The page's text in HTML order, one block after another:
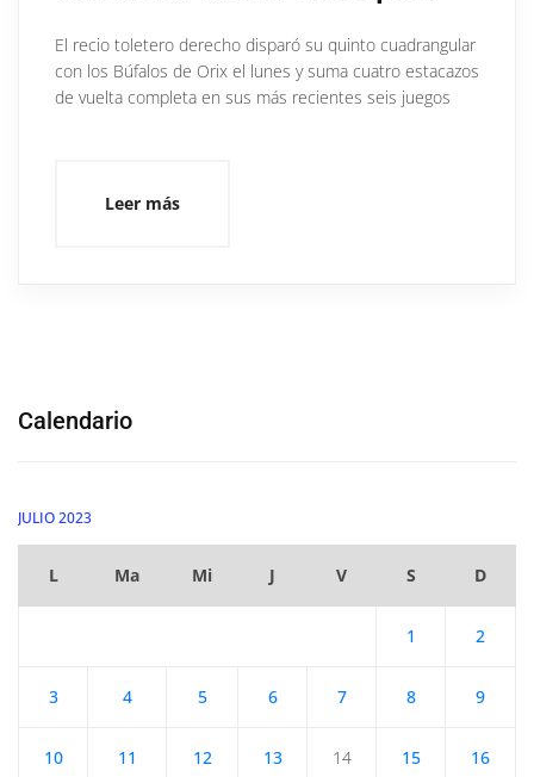
El recio toletero derecho disparó su quinto cuadrangular
con los Búfalos de Orix el lunes y suma cuatro estacazos
de vuelta completa en sus más recientes seis juegos
Leer más
Calendario
JULIO 2023
L Ma Mi J V S D
1 2
3 4 5 6 7 8 9
10 11 12 13 14 15 16